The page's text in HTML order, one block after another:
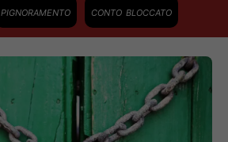
pignoramento conto bloccato